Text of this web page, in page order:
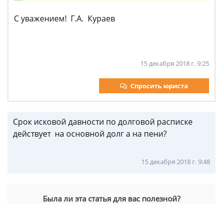
С уважением! Г.А. Кураев
15 декабря 2018 г. 9:25
Спросить юриста
Срок исковой давности по долговой расписке
действует на основной долг а на пени?
15 декабря 2018 г. 9:48
Была ли эта статья для вас полезной?